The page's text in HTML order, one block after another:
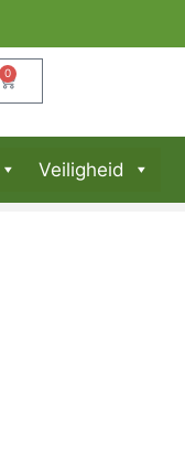
0
Veiligheid